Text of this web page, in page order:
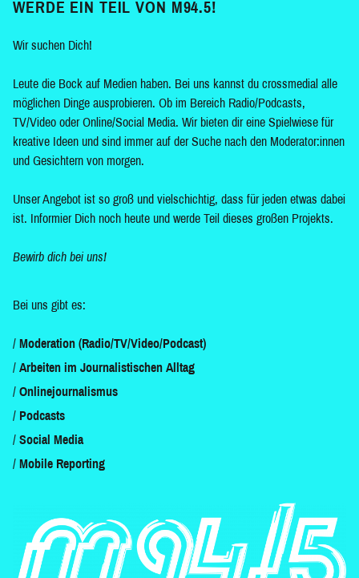
WERDE EIN TEIL VON M94.5!
Wir suchen Dich!
Leute die Bock auf Medien haben. Bei uns kannst du crossmedial alle
möglichen Dinge ausprobieren. Ob im Bereich Radio/Podcasts,
TV/Video oder Online/Social Media. Wir bieten dir eine Spielwiese für
kreative Ideen und sind immer auf der Suche nach den Moderator:innen
und Gesichtern von morgen.
Unser Angebot ist so groß und vielschichtig, dass für jeden etwas dabei
ist. Informier Dich noch heute und werde Teil dieses großen Projekts.
Bewirb dich bei uns!
Bei uns gibt es:
Moderation (Radio/TV/Video/Podcast)
Arbeiten im Journalistischen Alltag
Onlinejournalismus
Podcasts
Social Media
Mobile Reporting